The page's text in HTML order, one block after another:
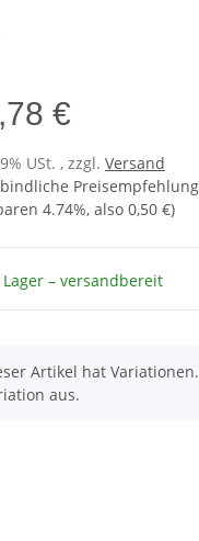
€
USt. , zzgl. Versand
4.74%, also 0,50 €)
– versandbereit
Artikel hat
aus.